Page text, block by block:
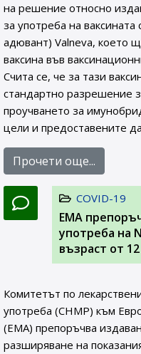
на решение относно
за употреба на
адювант) Valneva, което
ваксина във
Счита се, че за тази
стандартно разрешение
проучването за
цели и предоставените
Прочети още...
COVID-19
ЕМА
употреба на
възраст от
Комитетът по
употреба (CHMP) към
(EMA) препоръчва
разширяване на